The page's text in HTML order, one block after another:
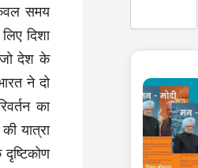
समय
दिशा
जो देश के
ने दो
का
यात्रा